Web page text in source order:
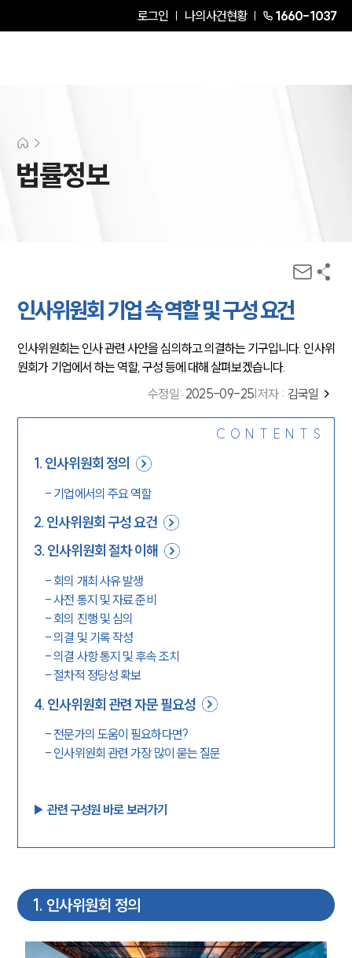
로그인 나의사건현황 1660-1037
법률정보
인사위원회 기업 속 역할 및 구성 요건
인사위원회는 인사 관련 사안을 심의하고 의결하는 기구입니다. 인사위
원회가 기업에서 하는 역할, 구성 등에 대해 살펴보겠습니다.
수정일: 2025-09-25 저자 : 김국일
CONTENTS
1. 인사위원회 정의
- 기업에서의 주요 역할
2. 인사위원회 구성 요건
3. 인사위원회 절차 이해
- 회의 개최 사유 발생
-사전 통지 및 자료 준비
- 회의 진행 및 심의
-의결 및 기록 작성
-의결 사항 통지 및 후속 조치
- 절차적 정당성 확보
4. 인사위원회 관련 자문 필요성
- 전문가의 도움이 필요하다면?
- 인사위원회 관련 가장 많이 묻는 질문
▶︎ 관련 구성원 바로 보러가기
1. 인사위원회 정의